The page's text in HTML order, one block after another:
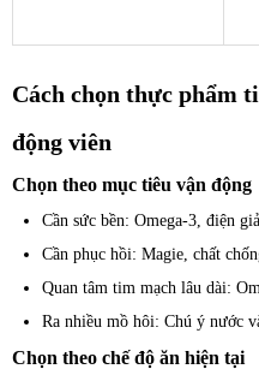
Cách chọn thực phẩm
động viên
Chọn theo mục tiêu vận động
Cần sức bền: Omega-3, điện
Cần phục hồi: Magie, chất
Quan tâm tim mạch lâu dài:
Ra nhiều mồ hôi: Chú ý nước
Chọn theo chế độ ăn hiện tại